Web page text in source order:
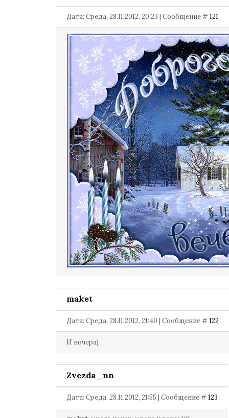
Дата: Среда, 28.11.2012, 20:23 | Сообщение #121
maket
Дата: Среда, 28.11.2012, 21:40 | Сообщение #122
И ночера)
Zvezda_nn
Дата: Среда, 28.11.2012, 21:55 | Сообщение #123